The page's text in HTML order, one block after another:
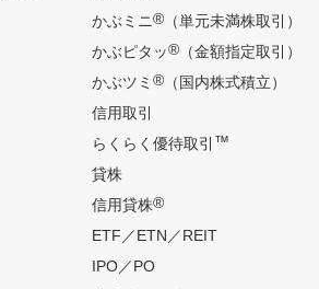
かぶミニ®（単元未満株取引）
かぶピタッ®（金額指定取引）
かぶツミ ®（国内株式積立）
信用取引
らくらく優待取引 ™
貸株
信用貸株®
ETF／ETN／REIT
IPO／PO